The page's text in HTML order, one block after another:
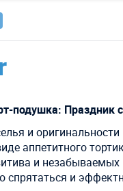
подушка: Праздник
и
аппетитного
и
спрятаться и